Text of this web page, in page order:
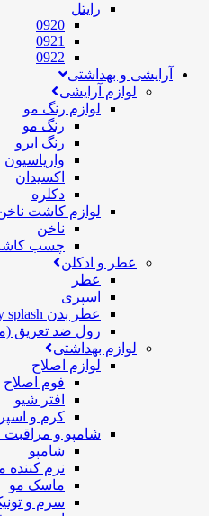
رایتل
0920
0921
0922
آرایشی و بهداشتی
لوازم آرایشی
لوازم رنگ مو
رنگ مو
رنگ ابرو
واریاسیون
اکسیدان
دکلره
لوازم کاشت
ناخن
چسب
عطر و ادکلن
عطر
اسپری
عطر بدن body splash
رول ضد تعریق
لوازم بهداشتی
لوازم اصلاح
فوم اصلاح
افتر شیو
کرم و
شامپو و مراقبت
شامپو
نرم کننده
ماسک مو
سرم و